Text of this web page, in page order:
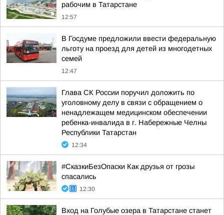
рабочим в Татарстане
12:57
В Госдуме предложили ввести федеральную
льготу на проезд для детей из многодетных
семей
12:47
Глава СК России поручил доложить по
уголовному делу в связи с обращением о
ненадлежащем медицинском обеспечении
ребенка-инвалида в г. Набережные Челны
Республики Татарстан
12:34
#СказкиБезОпаски Как друзья от грозы
спасались
12:30
Вход на Голубые озера в Татарстане станет